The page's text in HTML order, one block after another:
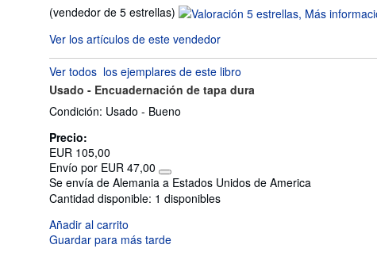
(vendedor de 5 estrellas) Calificación
vendedor:
5
de
5
estrellas
Ver los artículos de este vendedor
Ver todos los ejemplares de este libro
Usado - Encuadernación de tapa dura
Condición: Usado - Bueno
Precio:
EUR 105,00
Envío por EUR 47,00
Más
información
sobre
de
Se envía de Alemania a Estados Unidos de America
Cantidad disponible: 1 disponibles
Añadir al carrito
Guardar para más tarde